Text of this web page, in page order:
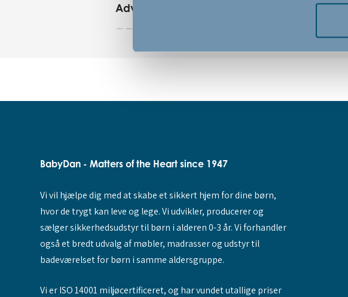
Advarsler
BabyDan - Matters of the Heart since 1947
Vi vil hjælpe dig med at skabe et sikkert hjem for dine børn,
hvor de trygt kan leve og lege. Vi udvikler, producerer og
sælger sikkerhedsudstyr til børn i alderen 0-3 år. Vi forhandler
også et bredt udvalg af møbler, madrasser og udstyr til
badeværelset for børn i samme aldersgruppe.
Vi er ISO 14001 miljøcertificeret, og har vundet utallige priser